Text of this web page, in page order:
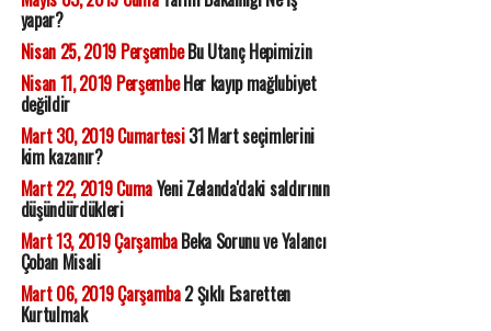
yapar?
Nisan 25, 2019 PerşembeBu Utanç Hepimizin
Nisan 11, 2019 PerşembeHer kayıp mağlubiyet
değildir
Mart 30, 2019 Cumartesi31 Mart seçimlerini
kim kazanır?
Mart 22, 2019 CumaYeni Zelanda'daki saldırının
düşündürdükleri
Mart 13, 2019 ÇarşambaBeka Sorunu ve Yalancı
Çoban Misali
Mart 06, 2019 Çarşamba2 Şıklı Esaretten
Kurtulmak